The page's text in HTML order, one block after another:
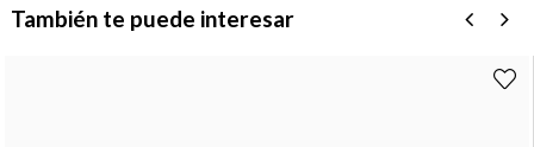
También te puede interesar
›